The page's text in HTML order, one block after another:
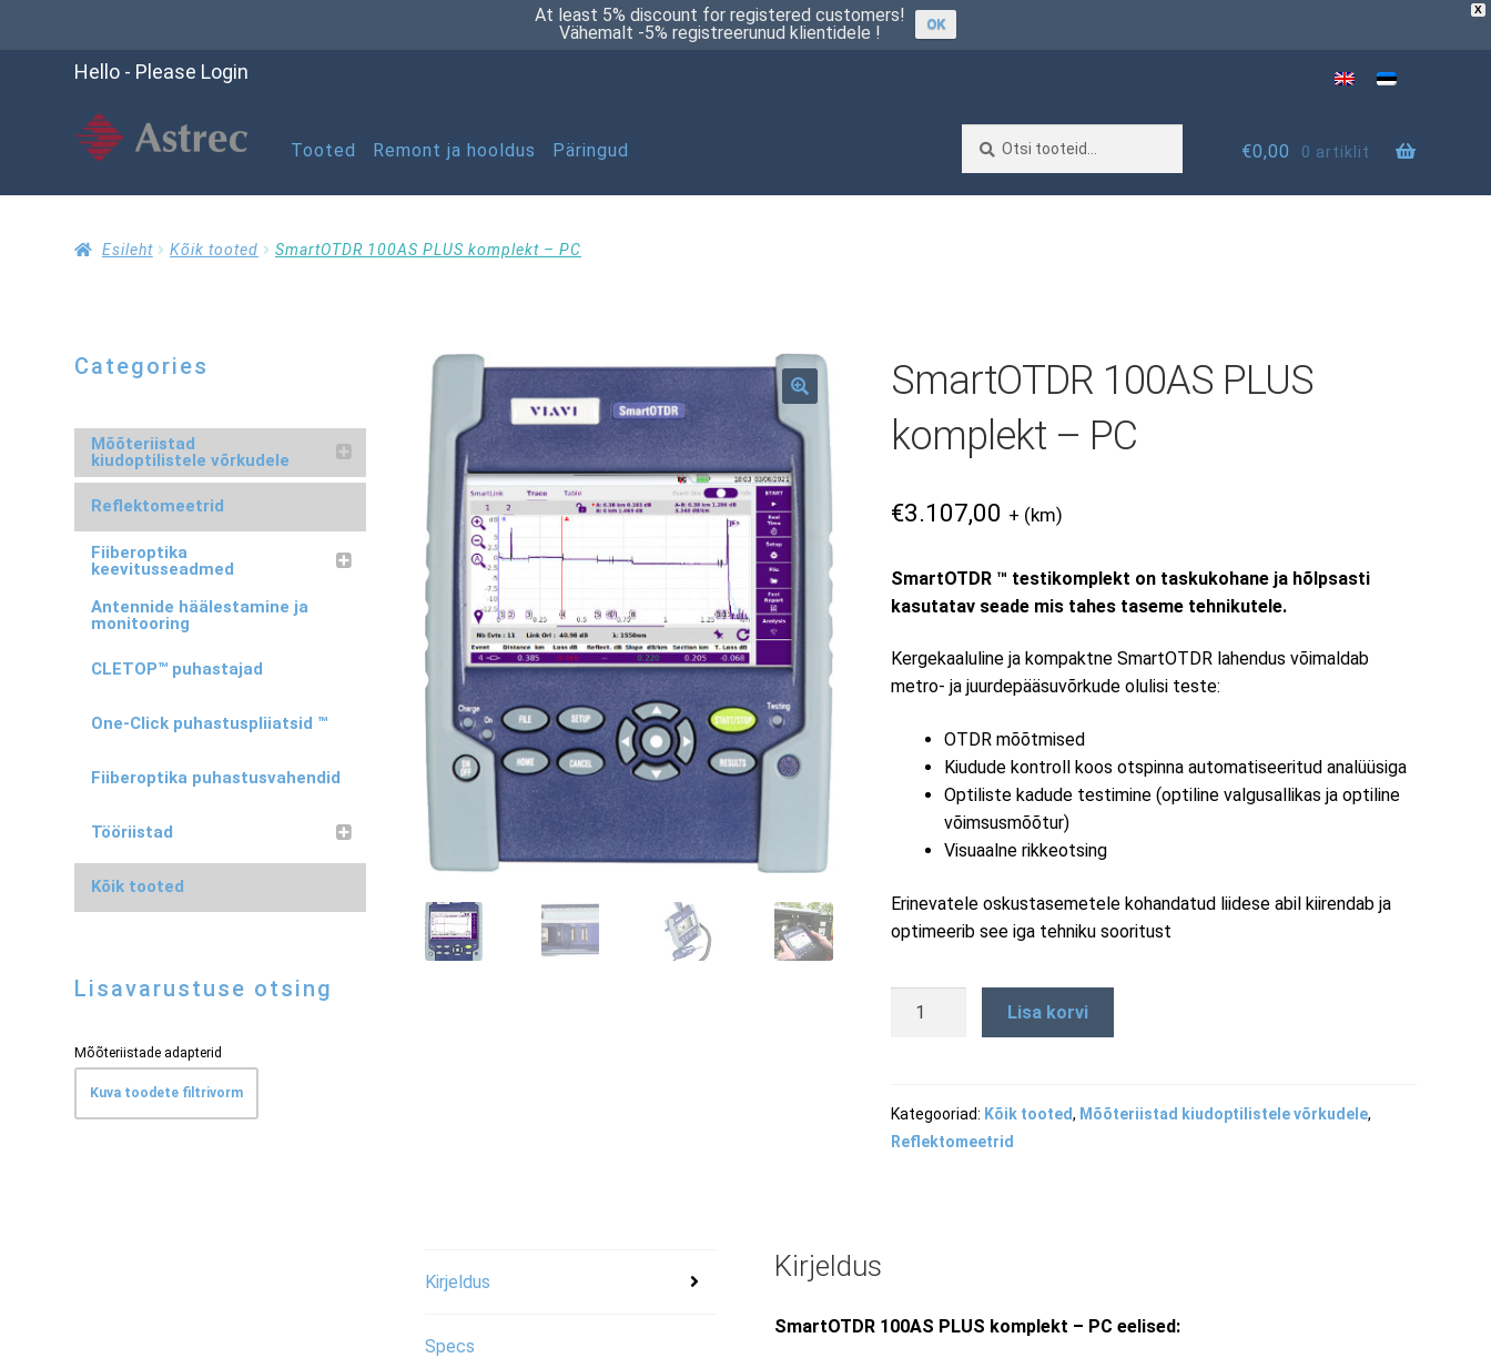
X
At least 5% discount for registered customers!
Vähemalt -5% registreerunud klientidele !
OK
Hello - Please Login
Tooted Remont ja hooldus Päringud
RMA taotluse vorm Tooted
€0,00 0 artiklit
Esileht Kõik tooted SmartOTDR 100AS PLUS komplekt – PC
SmartOTDR 100AS PLUS
komplekt – PC
€3.107,00 + (km)
SmartOTDR ™ testikomplekt on taskukohane ja hõlpsasti
kasutatav seade mis tahes taseme tehnikutele.
Kergekaaluline ja kompaktne SmartOTDR lahendus võimaldab
metro- ja juurdepääsuvõrkude olulisi teste:
OTDR mõõtmised
Kiudude kontroll koos otspinna automatiseeritud analüüsiga
Optiliste kadude testimine (optiline valgusallikas ja optiline
võimsusmõõtur)
Visuaalne rikkeotsing
Erinevatele oskustasemetele kohandatud liidese abil kiirendab ja
optimeerib see iga tehniku ​​sooritust
SmartOTDR
–
PC
Lisa korvi
Kategooriad: Kõik tooted, Mõõteriistad kiudoptilistele võrkudele,
Reflektomeetrid
Kirjeldus
Specs
Kirjeldus
SmartOTDR 100AS PLUS komplekt – PC eelised:
Categories
Mõõteriistad
kiudoptilistele võrkudele
Reflektomeetrid
Fiiberoptika
keevitusseadmed
Antennide häälestamine ja
monitooring
CLETOP™ puhastajad
One-Click puhastuspliiatsid ™
Fiiberoptika puhastusvahendid
Tööriistad
Kõik tooted
Lisavarustuse otsing
Mõõteriistade adapterid
Kuva toodete filtrivorm